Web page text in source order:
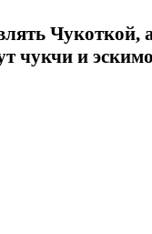
Чукоткой,
чукчи и